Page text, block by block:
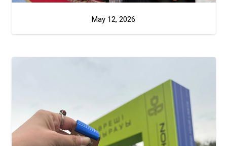
May 12, 2026